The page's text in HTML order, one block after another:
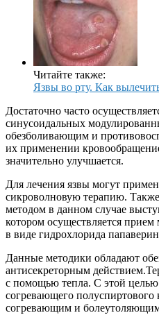
Читайте также:
Язвы во рту. Как
Достаточно часто
синусоидальных
обезболивающим и
их применении
значительно улучшается.
Для лечения язвы могут
сикроволновую терапию.
методом в данном случае
котором осуществляется
в виде гидрохлорида
Данные методики обладают
антисекреторным
с помощью тепла. С этой
согревающего полуспиртового
согревающим и